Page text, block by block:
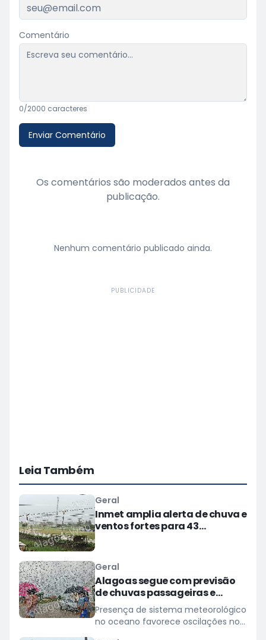
Comentário
0/2000 caracteres
Enviar Comentário
Os comentários são moderados antes da
publicação.
Nenhum comentário publicado ainda.
PUBLICIDADE
Leia Também
Geral
Inmet amplia alerta de chuva e
ventos fortes para 43
Geral
Alagoas segue com previsão
de chuvas passageiras e
tempo nublado
Presença de sistema meteorológico
no oceano favorece oscilações no